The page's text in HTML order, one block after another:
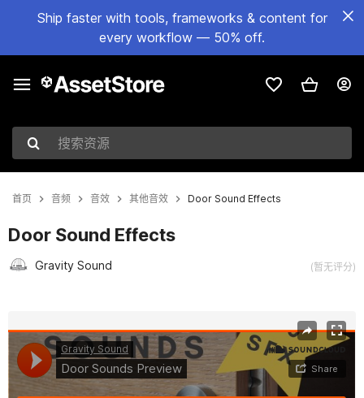
Ship faster with tools, frameworks & content for
every workflow — 50% off.
搜索资源
首页 音频 音效 其他音效 Door Sound Effects
Door Sound Effects
Gravity Sound (暂无评分)